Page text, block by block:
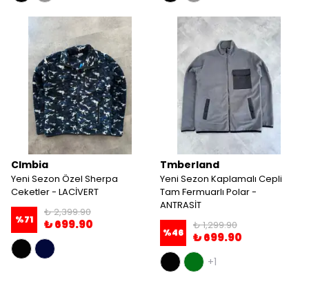
Clmbia
Yeni Sezon Özel Sherpa
Ceketler - LACİVERT
%71
₺ 2,399.90
₺ 699.90
Tmberland
Yeni Sezon Kaplamalı Cepli
Tam Fermuarlı Polar -
ANTRASİT
%46
₺ 1,299.90
₺ 699.90
+1